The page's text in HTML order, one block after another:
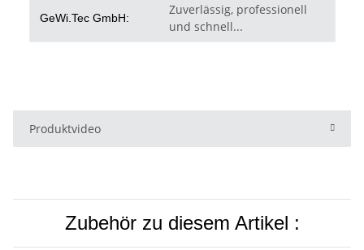
GeWi.Tec GmbH:
Zuverlässig, professionell
und schnell...
Produktvideo
Zubehör zu diesem Artikel :